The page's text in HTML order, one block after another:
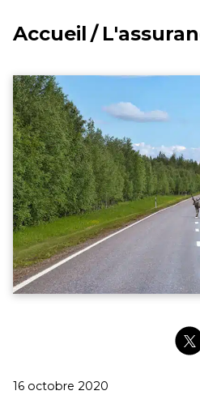
Accueil /
Publié
16 octobre 2020